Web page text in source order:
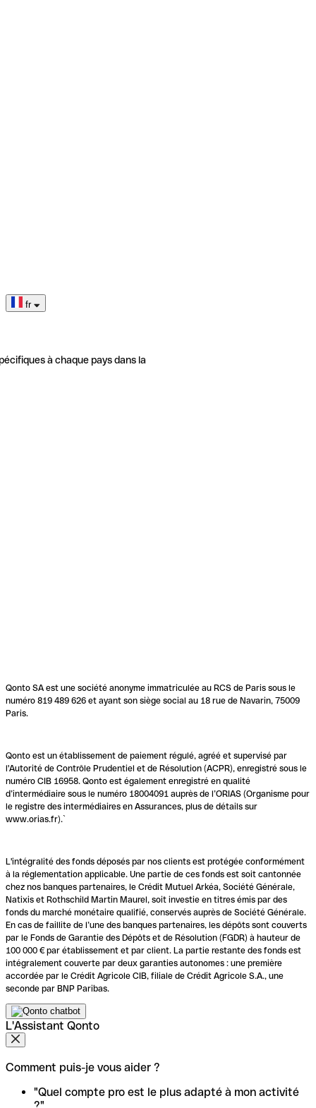
fr
à chaque pays dans la
Qonto SA est une société anonyme immatriculée au RCS de Paris sous le
numéro 819 489 626 et ayant son siège social au 18 rue de Navarin, 75009
Paris.
Qonto est un établissement de paiement régulé, agréé et supervisé par
l'Autorité de Contrôle Prudentiel et de Résolution (ACPR), enregistré sous le
numéro CIB 16958. Qonto est également enregistré en qualité
d’intermédiaire sous le numéro 18004091 auprès de l’ORIAS (Organisme pour
le registre des intermédiaires en Assurances, plus de détails sur
www.orias.fr).`
L'intégralité des fonds déposés par nos clients est protégée conformément
à la réglementation applicable. Une partie de ces fonds est soit cantonnée
chez nos banques partenaires, le Crédit Mutuel Arkéa, Société Générale,
Natixis et Rothschild Martin Maurel, soit investie en titres émis par des
fonds du marché monétaire qualifié, conservés auprès de Société Générale.
En cas de faillite de l’une des banques partenaires, les dépôts sont couverts
par le Fonds de Garantie des Dépôts et de Résolution (FGDR) à hauteur de
100 000 € par établissement et par client. La partie restante des fonds est
intégralement couverte par deux garanties autonomes : une première
accordée par le Crédit Agricole CIB, filiale de Crédit Agricole S.A., une
seconde par BNP Paribas.
L'Assistant Qonto
Comment puis-je vous aider ?
"Quel compte pro est le plus adapté à mon activité